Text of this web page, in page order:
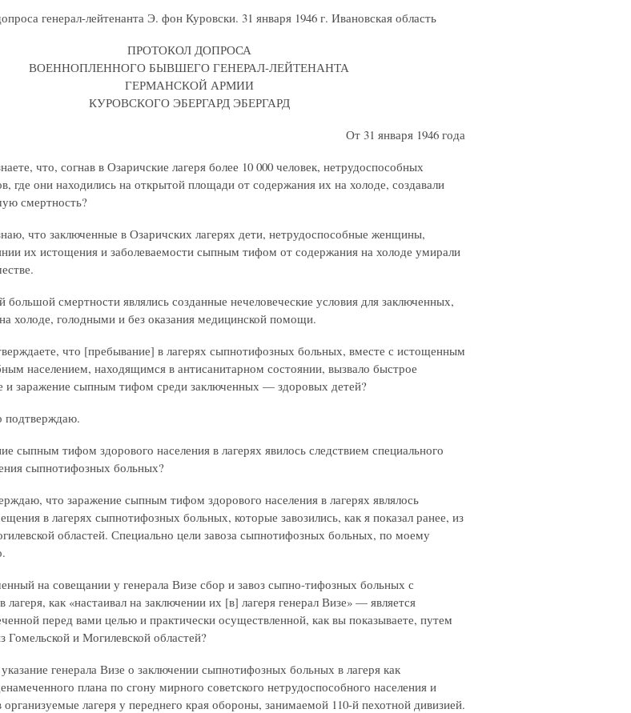
генерал-лейтенанта Э. фон Куровски. 31 января 1946 г. Ивановская область
ПРОТОКОЛ ДОПРОСА
ВОЕННОПЛЕННОГО БЫВШЕГО ГЕНЕРАЛ-ЛЕЙТЕНАНТА
ГЕРМАНСКОЙ АРМИИ
КУРОВСКОГО ЭБЕРГАРД ЭБЕРГАРД
От 31 января 1946 года
что, согнав в Озаричские лагеря более 10 000 человек, нетрудоспособных
где они находились на открытой площади от содержания их на холоде, создавали
смертность?
что заключенные в Озаричских лагерях дети, нетрудоспособные женщины,
их истощения и заболеваемости сыпным тифом от содержания на холоде умирали
большой смертности являлись созданные нечеловеческие условия для заключенных,
холоде, голодными и без оказания медицинской помощи.
что [пребывание] в лагерях сыпнотифозных больных, вместе с истощенным
населением, находящимся в антисанитарном состоянии, вызвало быстрое
и заражение сыпным тифом среди заключенных — здоровых детей?
подтверждаю.
сыпным тифом здорового населения в лагерях явилось следствием специального
сыпнотифозных больных?
что заражение сыпным тифом здорового населения в лагерях являлось
в лагерях сыпнотифозных больных, которые завозились, как я показал ранее, из
областей. Специально цели завоза сыпнотифозных больных, по моему
на совещании у генерала Визе сбор и завоз сыпно-тифозных больных с
лагеря, как «настаивал на заключении их [в] лагеря генерал Визе» — является
перед вами целью и практически осуществленной, как вы показываете, путем
Гомельской и Могилевской областей?
генерала Визе о заключении сыпнотифозных больных в лагеря как
плана по сгону мирного советского нетрудоспособного населения и
организуемые лагеря у переднего края обороны, занимаемой 110-й пехотной дивизией.